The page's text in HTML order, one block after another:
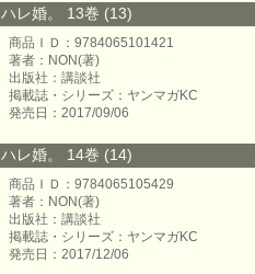
ハレ婚。 13巻 (13)
商品ＩＤ：9784065101421
著者：NON(著)
出版社：講談社
掲載誌・シリーズ：ヤンマガKC
発売日：2017/09/06
ハレ婚。 14巻 (14)
商品ＩＤ：9784065105429
著者：NON(著)
出版社：講談社
掲載誌・シリーズ：ヤンマガKC
発売日：2017/12/06